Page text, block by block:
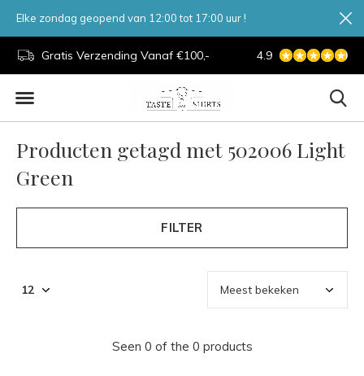
Gratis Verzending Vanaf €100,- 7 Dagen Per
4.9
Elke zondag geopend van 12:00 tot 17:00 uur !
Producten getagd met 502006 Light
Green
FILTER
Seen 0 of the 0 products